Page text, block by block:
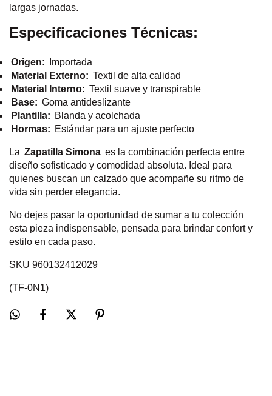
largas jornadas.
Especificaciones Técnicas:
Origen:
Importada
Material Externo: Textil de alta calidad
Material Interno: Textil suave y transpirable
Base: Goma antideslizante
Plantilla: Blanda y acolchada
Hormas: Estándar para un ajuste perfecto
La Zapatilla Simona es la combinación perfecta entre
diseño sofisticado y comodidad absoluta. Ideal para
quienes buscan un calzado que acompañe su ritmo de
vida sin perder elegancia.
No dejes pasar la oportunidad de sumar a tu colección
esta pieza indispensable, pensada para brindar confort y
estilo en cada paso.
SKU 960132412029
(TF-0N1)